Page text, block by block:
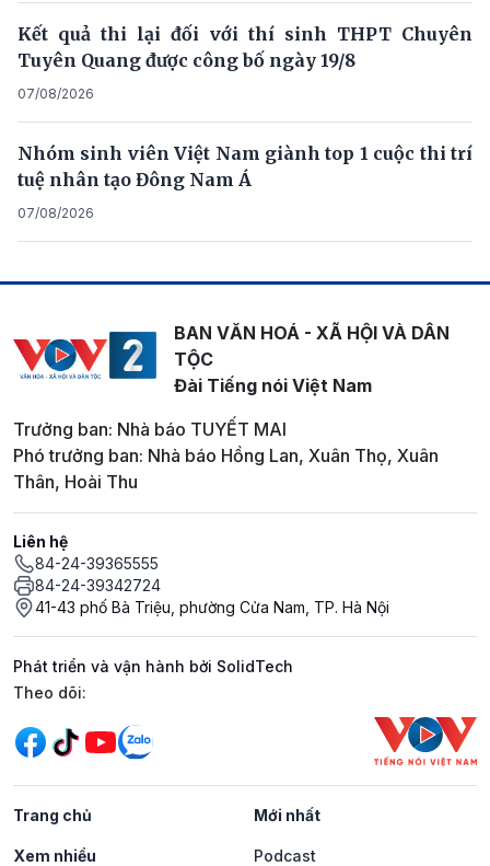
Kết quả thi lại đối với thí sinh THPT Chuyên
Tuyên Quang được công bố ngày 19/8
07/08/2026
Nhóm sinh viên Việt Nam giành top 1 cuộc thi trí
tuệ nhân tạo Đông Nam Á
07/08/2026
BAN VĂN HOÁ - XÃ HỘI VÀ DÂN
TỘC
Đài Tiếng nói Việt Nam
Trưởng ban: Nhà báo TUYẾT MAI
Phó trưởng ban: Nhà báo Hồng Lan, Xuân Thọ, Xuân
Thân, Hoài Thu
Liên hệ
84-24-39365555
84-24-39342724
41-43 phố Bà Triệu, phường Cửa Nam, TP. Hà Nội
Phát triển và vận hành bởi SolidTech
Mạng xã hội
Theo dõi:
Trang chủ Mới nhất
Xem nhiều Podcast